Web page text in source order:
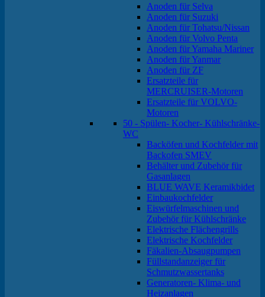
Anoden für Selva
Anoden für Suzuki
Anoden für Tohatsu/Nissan
Anoden für Volvo Penta
Anoden für Yamaha Mariner
Anoden für Yanmar
Anoden für ZF
Ersatzteile für
MERCRUISER-Motoren
Ersatzteile für VOLVO-
Motoren
50 - Spülen- Kocher- Kühlschränke-
WC
Backöfen und Kochfelder mit
Backofen SMEV
Behälter und Zubehör für
Gasanlagen
BLUE WAVE Keramikbidet
Einbaukochfelder
Eiswürfelmaschinen und
Zubehör für Kühlschränke
Elektrische Flächengrills
Elektrische Kochfelder
Fäkalien-Absaugpumpen
Füllstandanzeiger für
Schmutzwassertanks
Generatoren- Klima- und
Heizanlagen